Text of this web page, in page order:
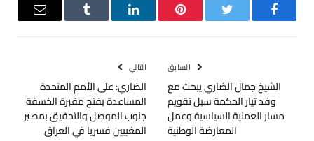
فيسبوك تويتر بينتيريستلينكدإن Tumblr
البريد
السابق
الشيخ جمال الضاري يبحث مع
وفد تيار الحكمة سبل تقويم
مسار العملية السياسية وعمل
المعارضة الوطنية
التالي
الضاري: على الأمم المتحدة
المساعدة بفتح مقبرة الخسفة
جنوب الموصل والتحقيق بمصير
المغيبين قسريا في العراق